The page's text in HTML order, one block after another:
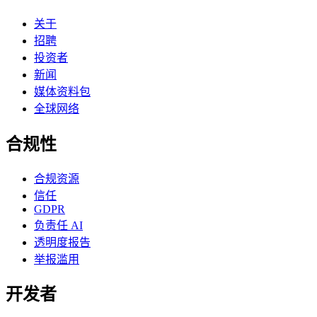
关于
招聘
投资者
新闻
媒体资料包
全球网络
合规性
合规资源
信任
GDPR
负责任 AI
透明度报告
举报滥用
开发者